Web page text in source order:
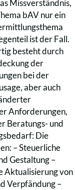
Missverständnis,
bAV nur ein
ist der Fall.
besteht durch
der
bei der
aber auch
Anforderungen,
Beratungs- und
Die
– Steuerliche
Gestaltung –
Aktualisierung von
Verpfändung –